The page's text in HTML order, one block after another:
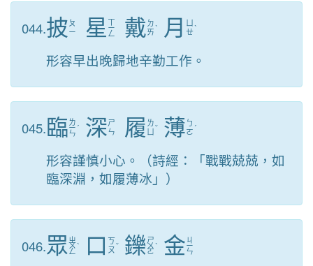
044.披 ㄆ
ㄧ
星 ㄒ
ㄧ
ㄥ 戴 ㄉ
ㄞˋ 月
ㄝˋ
形容早出晚歸地辛勤工作。
045.臨ㄌ
ㄧ
ㄣ
ˊ 深ㄕ
ㄣ
履 ㄌ
ˇ 薄 ㄅ
ㄛ ˊ
形容謹慎小心。（詩經：「戰戰兢兢，如
臨深淵，如履薄冰」）
046.眾 ㄓ
ㄨ
ㄥ
ˋ 口 ㄎ
ㄡˇ 鑠 ㄕ
ㄨ
ㄛ
ˋ 金 ㄐ
ㄧ
ㄣ